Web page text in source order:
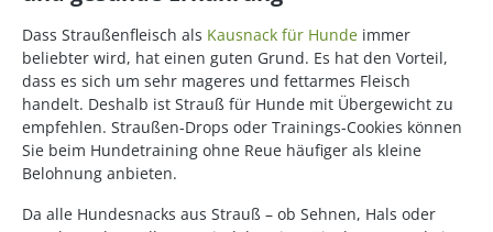
Dass Straußenfleisch als Kausnack für Hunde immer
beliebter wird, hat einen guten Grund. Es hat den Vorteil,
dass es sich um sehr mageres und fettarmes Fleisch
handelt. Deshalb ist Strauß für Hunde mit Übergewicht zu
empfehlen. Straußen-Drops oder Trainings-Cookies können
Sie beim Hundetraining ohne Reue häufiger als kleine
Belohnung anbieten.
Da alle Hundesnacks aus Strauß – ob Sehnen, Hals oder